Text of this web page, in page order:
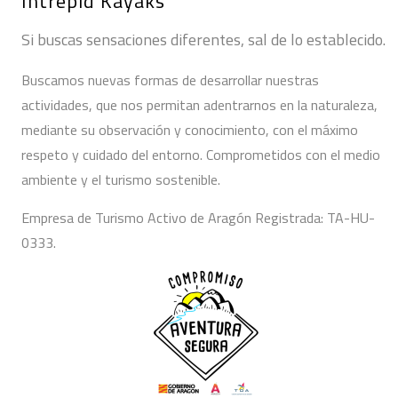
Si buscas sensaciones diferentes, sal de lo establecido.
Buscamos nuevas formas de desarrollar nuestras
actividades, que nos permitan adentrarnos en la naturaleza,
mediante su observación y conocimiento, con el máximo
respeto y cuidado del entorno. Comprometidos con el medio
ambiente y el turismo sostenible.
Empresa de Turismo Activo de Aragón Registrada: TA-HU-
0333.